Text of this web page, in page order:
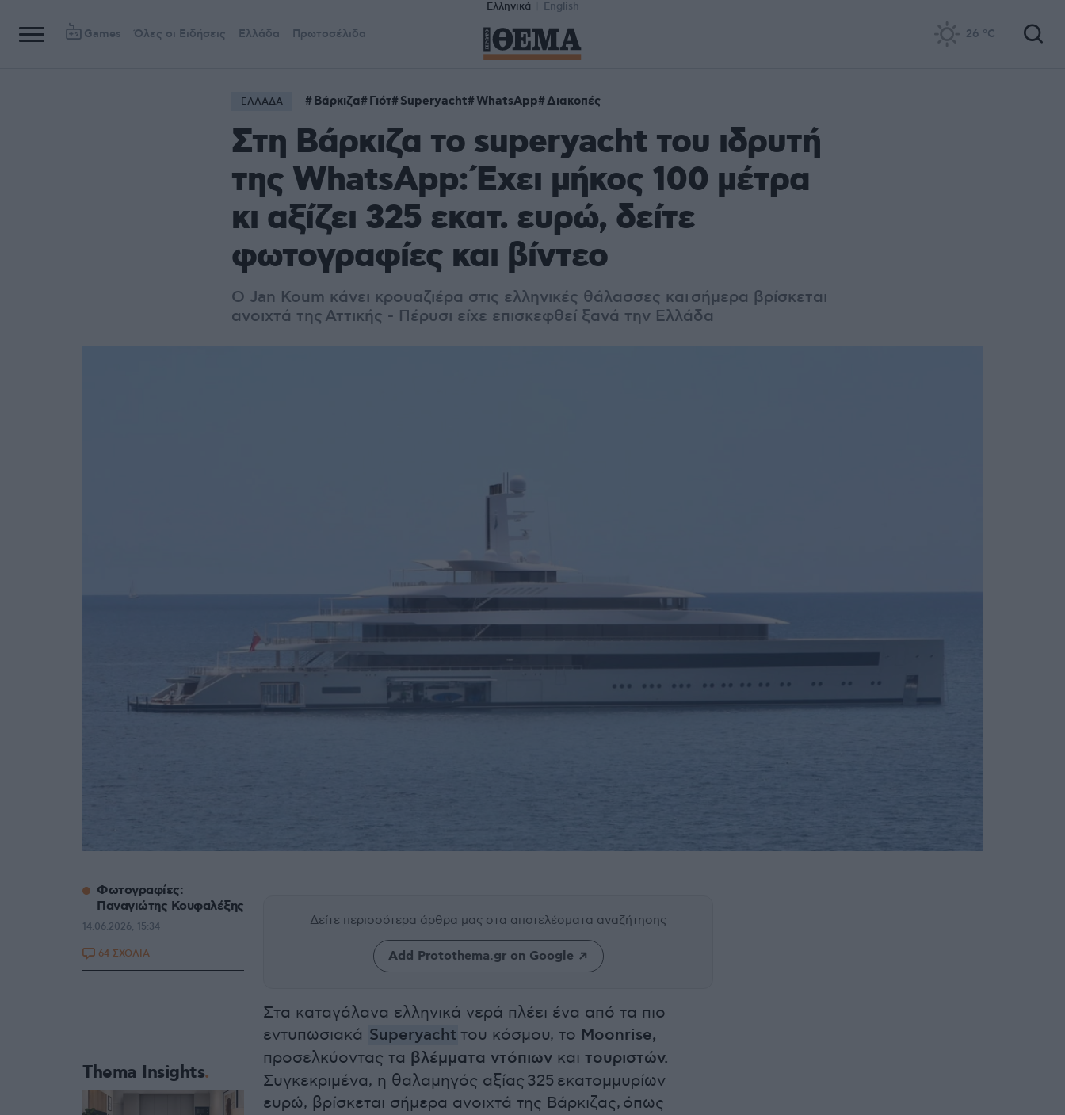
Ελληνικά English
Games Όλες οι Ειδήσεις Ελλάδα Πρωτοσέλιδα 26 °C
ΕΛΛΑΔΑ Βάρκιζα Γιότ Superyacht WhatsApp Διακοπές
Στη Βάρκιζα το superyacht του ιδρυτή
της WhatsApp: Έχει μήκος 100 μέτρα
κι αξίζει 325 εκατ. ευρώ, δείτε
φωτογραφίες και βίντεο
Ο Jan Koum κάνει κρουαζιέρα στις ελληνικές θάλασσες και σήμερα βρίσκεται
ανοιχτά της Αττικής - Πέρυσι είχε επισκεφθεί ξανά την Ελλάδα
Δείτε περισσότερα άρθρα μας στα αποτελέσματα αναζήτησης
Add Protothema.gr on Google
Στα καταγάλανα ελληνικά νερά πλέει ένα από τα πιο
εντυπωσιακά Superyacht του κόσμου, το Moonrise,
προσελκύοντας τα βλέμματα ντόπιων και τουριστών.
Συγκεκριμένα, η θαλαμηγός αξίας 325 εκατομμυρίων
ευρώ, βρίσκεται σήμερα ανοιχτά της Βάρκιζας, όπως
Φωτογραφίες:
Παναγιώτης Κουφαλέξης
14.06.2026, 15:34
64 ΣΧΟΛΙΑ
Thema Insights